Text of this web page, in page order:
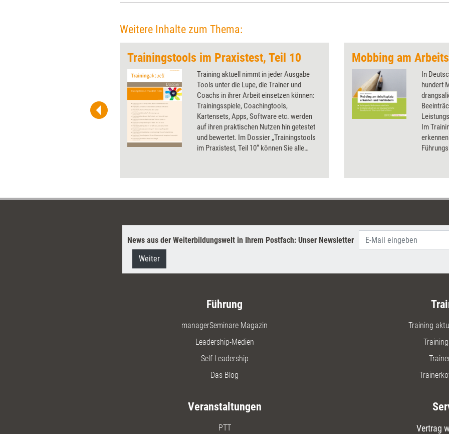
so unter Druck, dass
Stressfaktor wird.
Weitere Inhalte zum Thema:
Trainingstools im Praxistest, Teil 10
Training aktuell nimmt in jeder Ausgabe
Tools unter die Lupe, die Trainer und
Coachs in ihrer Arbeit einsetzen können:
Trainingsspiele, Coachingtools,
Kartensets, Apps, Software etc. werden
auf ihren praktischen Nutzen hin getestet
und bewertet. Im Dossier „Trainingstools
im Praxistest, Teil 10“ können Sie alle
In
hundert
Im
ihrer
News aus der Weiterbildungswelt in Ihrem Postfach: Unser Newsletter
Weiter
Führung
managerSeminare Magazin
Leadership-Medien
Self-Leadership
Das Blog
Training
Veranstaltungen
PTT
Vertrag